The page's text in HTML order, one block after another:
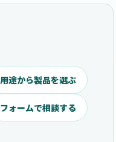
用途から製品を選ぶ
フォームで相談する